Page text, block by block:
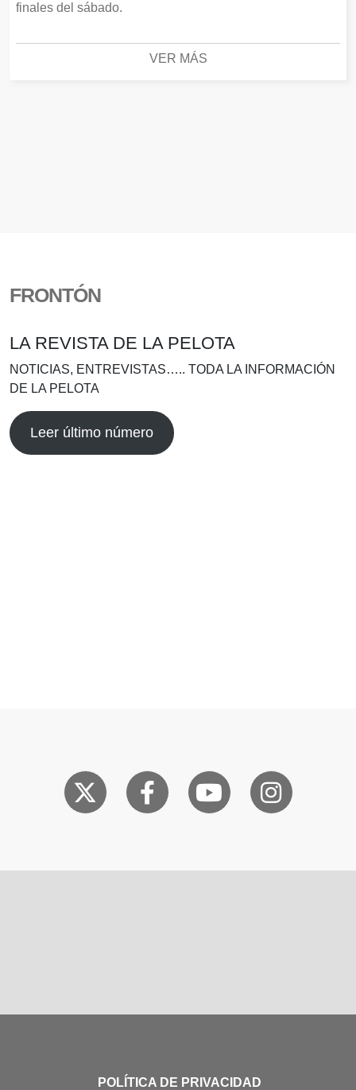
finales del sábado.
VER MÁS
FRONTÓN
LA REVISTA DE LA PELOTA
NOTICIAS, ENTREVISTAS….. TODA LA INFORMACIÓN
DE LA PELOTA
Leer último número
POLÍTICA DE PRIVACIDAD